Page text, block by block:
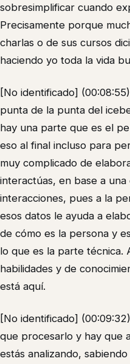
sobresimplificar cuando
Precisamente porque
charlas o de sus cursos
haciendo yo toda la vida
[No identificado]
punta de la punta del
hay una parte que es el
eso al final incluso para
muy complicado de
interactúas, en base a
interacciones, pues a la
esos datos le ayuda a
de cómo es la persona y
lo que es la parte técnica.
habilidades y de
está aquí.
[No identificado]
que procesarlo y hay que
estás analizando,